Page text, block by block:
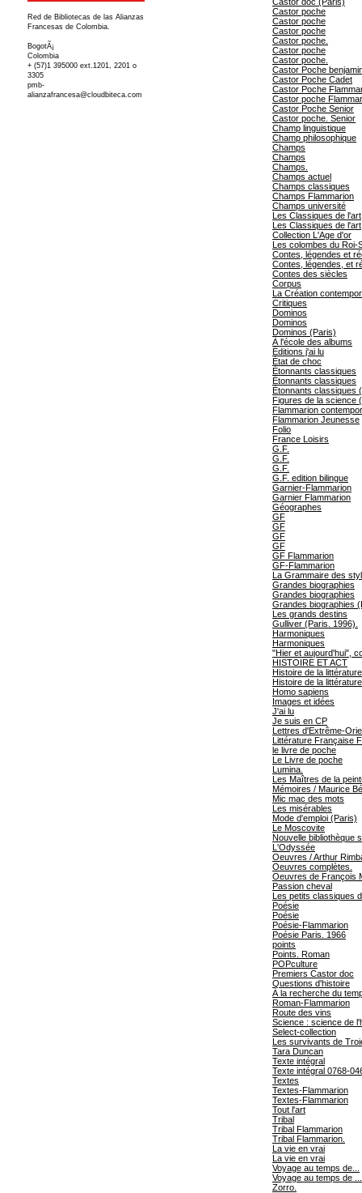
Castor poche
Castor poche
Castor poche
Castor poche.
Castor poche
Castor poche.
Castor Poche
Castor Poche Cadet
Castor Poche
Castor poche
Castor Poche Senior
Castor poche. Senior
Champ linguistique
Champ philosophique
Champs
Champs
Champs.
Champs actuel
Champs classiques
Champs Flammarion
Champs université
Les Classiques de l'art
Les Classiques de l'art
Collection L'Age d'or
Les colombes du Roi-
Contes, légendes et
Contes, légendes, et
Contes des siècles
Corpus
La Création
Critiques
Dominos
Dominos
Dominos (Paris)
À l'école des albums
Éditions j'ai lu
État de choc
Étonnants classiques
Étonnants classiques
Étonnants classiques
Figures de la science
Flammarion
Flammarion Jeunesse
Folio
France Loisirs
G.F.
G.F.
G.F.
G.F. edition bilingue
Garnier-Flammarion
Garnier Flammarion
Géographes
GF
GF
GF
GF
GF Flammarion
GF-Flammarion
La Grammaire des
Grandes biographies
Grandes biographies
Grandes biographies
Les grands destins
Gulliver (Paris. 1996).
Harmoniques
Harmoniques
"Hier et aujourd'hui",
HISTOIRE ET ACT
Histoire de la
Histoire de la
Homo sapiens
Images et idées
J'ai lu
Je suis en CP
Lettres d'Extrême-
Littérature Française
le livre de poche
Le Livre de poche
Lumina.
Les Maîtres de la
Mémoires / Maurice
Mic mac des mots
Les misérables
Mode d'emploi (Paris)
Le Moscovite
Nouvelle bibliothèque
L'Odyssée
Oeuvres / Arthur
Oeuvres complètes.
Oeuvres de François
Passion cheval
Les petits classiques
Poésie
Poésie
Poésie-Flammarion
Poésie Paris. 1966
points
Points. Roman
POPculture
Premiers Castor doc
Questions d'histoire
À la recherche du
Roman-Flammarion
Route des vins
Science : science de
Select-collection
Les survivants de
Tara Duncan
Texte intégral
Texte intégral 0768-
Textes
Textes-Flammarion
Textes-Flammarion
Tout l'art
Tribal
Tribal Flammarion
Tribal Flammarion.
La vie en vrai
La vie en vrai
Voyage au temps de...
Voyage au temps de ...
Zorro.
Red de Bibliotecas de las Alianzas
Francesas de Colombia.
BogotÃ¡
Colombia
+ (57)1 395000 ext.1201, 2201 o
3305
pmb-
alianzafrancesa@cloudbiteca.com